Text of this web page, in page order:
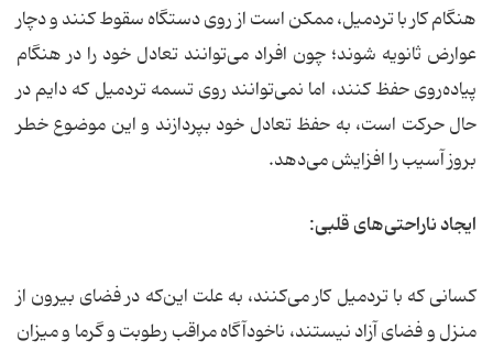
هنگام کار با تردمیل، ممکن است از روی دستگاه سقوط کنند و دچار
عوارض ثانویه شوند؛ چون افراد می‌توانند تعادل خود را در هنگام
پیاده‌روی حفظ کنند، اما نمی‌توانند روی تسمه تردمیل که دایم در
حال حرکت است، به حفظ تعادل خود بپردازند و این موضوع خطر
بروز آسیب را افزایش می‌دهد.
ایجاد ناراحتی‌های قلبی:
کسانی که با تردمیل کار می‌کنند، به علت این‌که در فضای بیرون از
منزل و فضای آزاد نیستند، ناخودآگاه مراقب رطوبت و گرما و میزان